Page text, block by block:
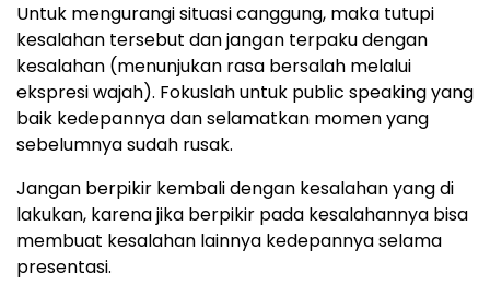
Untuk mengurangi situasi canggung, maka tutupi
kesalahan tersebut dan jangan terpaku dengan
kesalahan (menunjukan rasa bersalah melalui
ekspresi wajah). Fokuslah untuk public speaking yang
baik kedepannya dan selamatkan momen yang
sebelumnya sudah rusak.
Jangan berpikir kembali dengan kesalahan yang di
lakukan, karena jika berpikir pada kesalahannya bisa
membuat kesalahan lainnya kedepannya selama
presentasi.